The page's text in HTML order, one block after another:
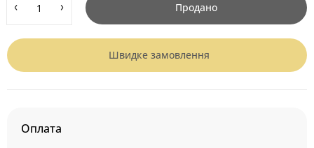
Продано
Швидке замовлення
Оплата